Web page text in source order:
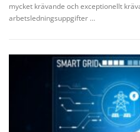
mycket krävande och exceptionellt
arbetsledningsuppgifter …